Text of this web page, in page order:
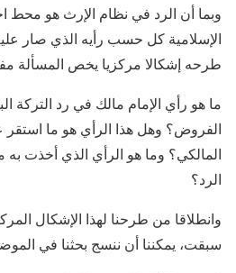
وبما أن الرد في نظام الإرث هو محط
الإسلامية كل حسب رأيه الذي صار
طرحه إشكالا مركزيا يخص المسألة
ما هو رأي الإمام مالك في رد التركة
الفروض؟ وهل هذا الرأي هو ما استقر
المالكي؟ وما هو الرأي الذي أخذت
الرد؟
وانطلاقا من طرحنا لهذا الإشكال
سبقت، يمكننا أن ننسج بحثنا في